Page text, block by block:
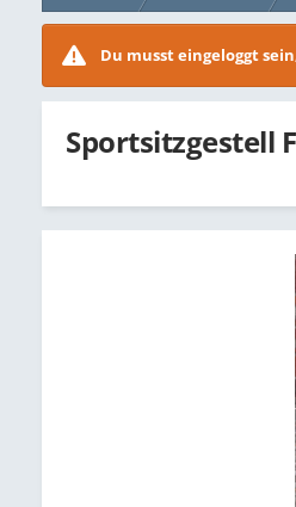
Du musst eingeloggt
Sportsitzgestell